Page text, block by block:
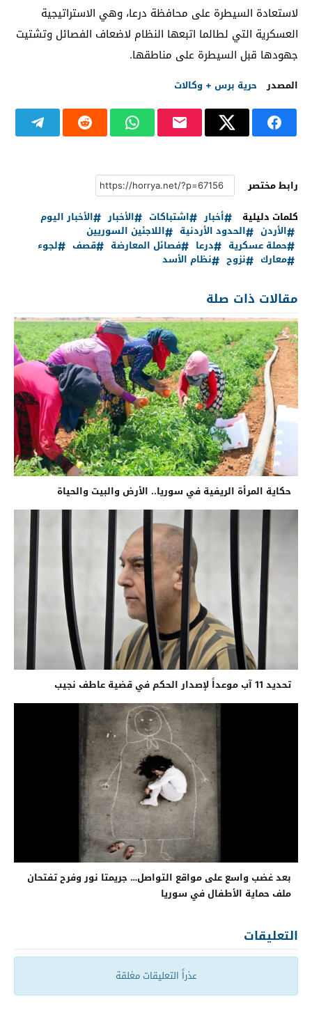
لاستعادة السيطرة على محافظة درعا، وهي الاستراتيجية
العسكرية التي لطالما اتبعها النظام لاضعاف الفصائل وتشتيت
جهودها قبل السيطرة على مناطقها.
المصدر حرية برس + وكالات
رابط مختصر
كلمات دليلية
أخبار اشتباكات الأخبار
الأخبار اليوم
الأردن
الحدود الأردنية
اللاجئين السوريين
حملة عسكرية
درعا فصائل المعارضة قصف
لجوء
معارك
نزوح نظام الأسد
مقالات ذات صلة
حكاية المرأة الريفية في سوريا.. الأرض والبيت والحياة
تحديد 11 آب موعداً لإصدار الحكم في قضية عاطف نجيب
بعد غضب واسع على مواقع التواصل… جريمتا نور وفرح تفتحان
ملف حماية الأطفال في سوريا
التعليقات
عذراً التعليقات مغلقة